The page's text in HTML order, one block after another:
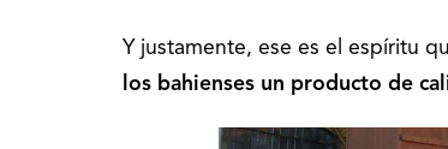
Y justamente, ese es el espíritu
los bahienses un producto de